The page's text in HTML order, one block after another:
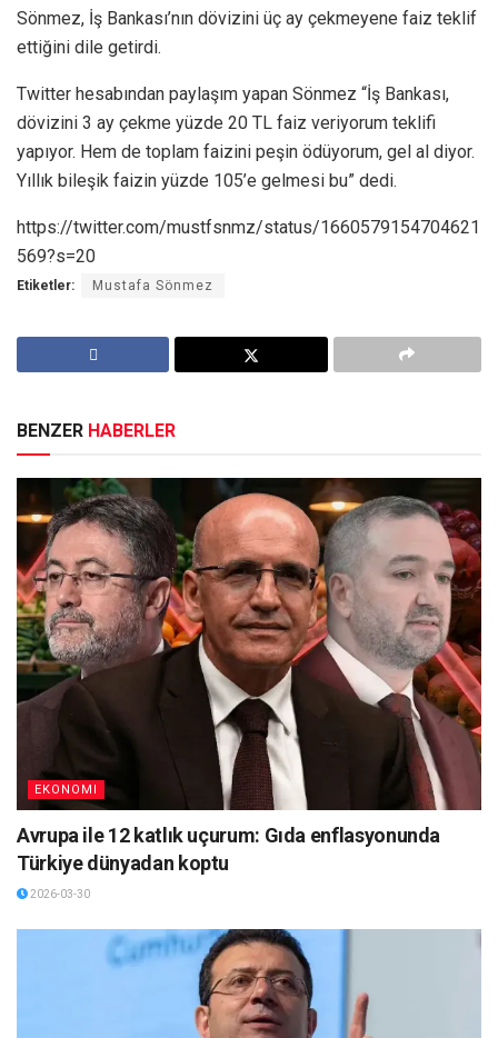
Sönmez, İş Bankası’nın dövizini üç ay çekmeyene faiz teklif
ettiğini dile getirdi.
Twitter hesabından paylaşım yapan Sönmez “İş Bankası,
dövizini 3 ay çekme yüzde 20 TL faiz veriyorum teklifi
yapıyor. Hem de toplam faizini peşin ödüyorum, gel al diyor.
Yıllık bileşik faizin yüzde 105’e gelmesi bu” dedi.
https://twitter.com/mustfsnmz/status/1660579154704621
569?s=20
Etiketler: Mustafa Sönmez
BENZER HABERLER
EKONOMI
Avrupa ile 12 katlık uçurum: Gıda enflasyonunda
Türkiye dünyadan koptu
2026-03-30